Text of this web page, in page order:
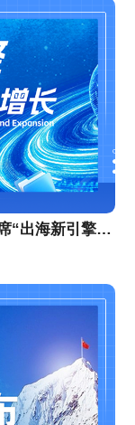
东信携两大硬核出海电商解决方案出席“出海新引擎”峰会